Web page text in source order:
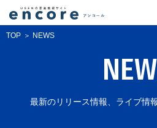
TOP NEWS
最新のリリース情報、ライブ情